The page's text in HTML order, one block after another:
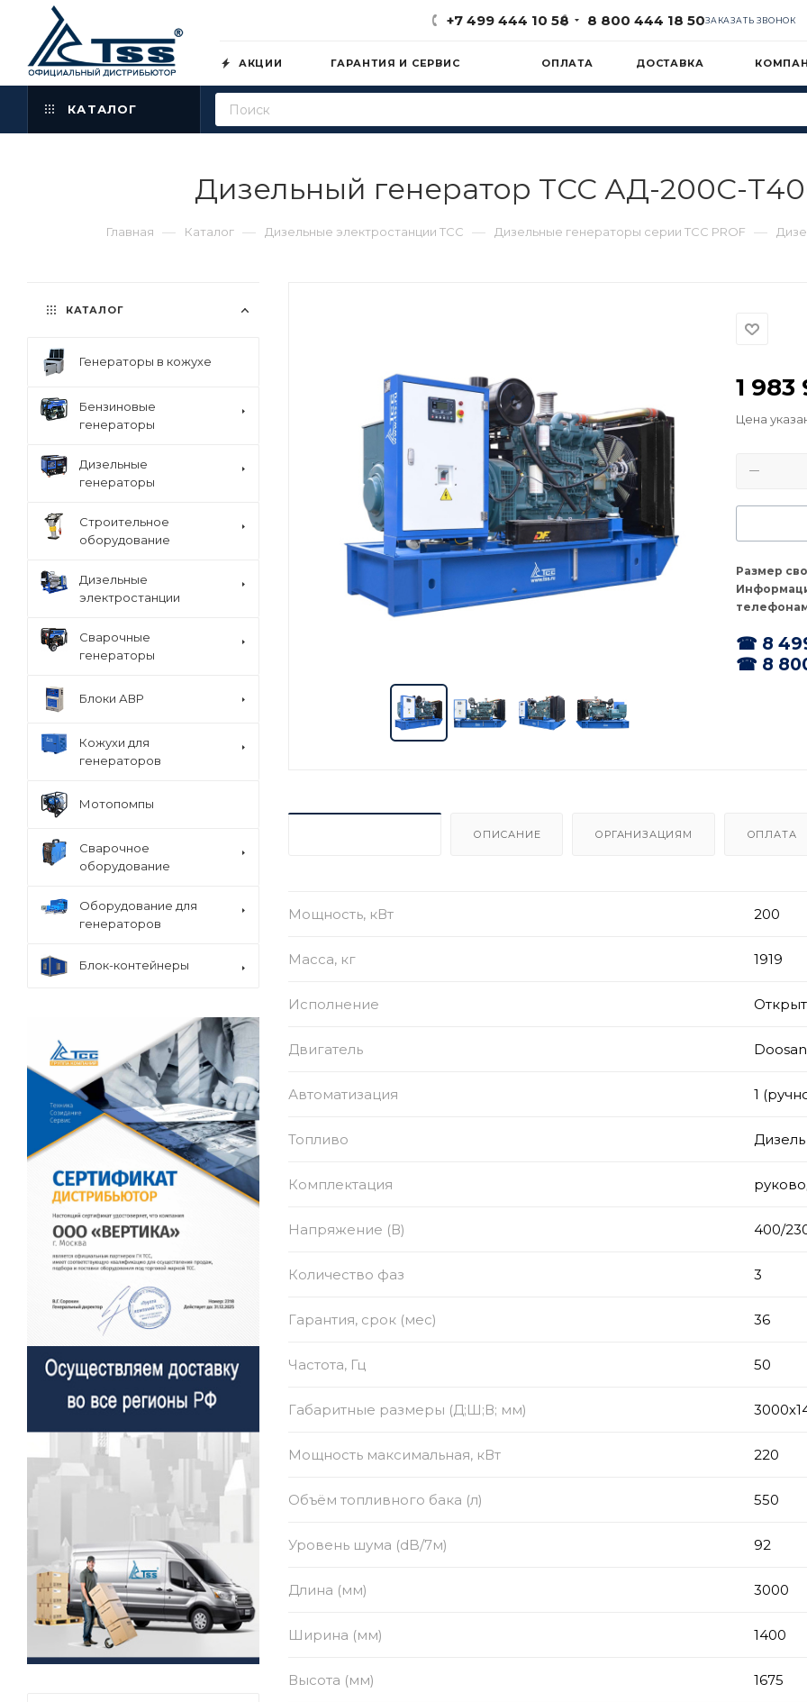
+7 499 444 10 58 8 800 444 18 50ЗАКАЗАТЬ ЗВОНОК
АКЦИИ ГАРАНТИЯ И СЕРВИС ОПЛАТА ДОСТАВКА
КАТАЛОГ
Дизельный генератор ТСС АД-200С-
Главная — Каталог — Дизельные электростанции ТСС — Дизельные генераторы серии ТСС PROF —
1 983
Цена
Размер
☎ 8
☎ 8
ОПИСАНИЕ ОРГАНИЗАЦИЯМ ОПЛАТА
Мощность, кВт 200
Масса, кг 1919
Исполнение
Двигатель Doosan
Автоматизация 1
Топливо Дизель
Комплектация
Напряжение (В) 400/
Количество фаз 3
Гарантия, срок (мес) 36
Частота, Гц 50
Габаритные размеры (Д;Ш;В; мм)
Мощность максимальная, кВт 220
Объём топливного бака (л) 550
Уровень шума (dB/7м) 92
Длина (мм) 3000
Ширина (мм) 1400
Высота (мм) 1675
КАТАЛОГ
Генераторы в кожухе
Бензиновые
генераторы
Дизельные
генераторы
Строительное
оборудование
Дизельные
электростанции
Сварочные
генераторы
Блоки АВР
Кожухи для
генераторов
Мотопомпы
Сварочное
оборудование
Оборудование для
генераторов
Блок-контейнеры